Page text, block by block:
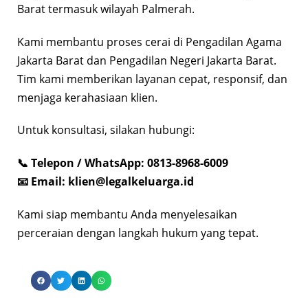
Barat termasuk wilayah Palmerah.
Kami membantu proses cerai di Pengadilan Agama
Jakarta Barat dan Pengadilan Negeri Jakarta Barat.
Tim kami memberikan layanan cepat, responsif, dan
menjaga kerahasiaan klien.
Untuk konsultasi, silakan hubungi:
📞 Telepon / WhatsApp: 0813-8968-6009
📧 Email: klien@legalkeluarga.id
Kami siap membantu Anda menyelesaikan
perceraian dengan langkah hukum yang tepat.